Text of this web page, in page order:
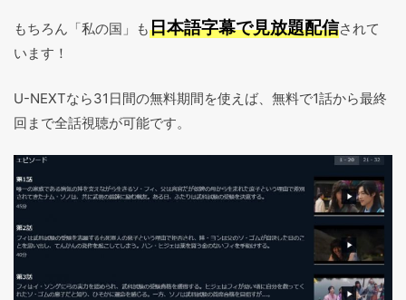
もちろん「私の国」も日本語字幕で見放題配信されて
います！
U-NEXTなら31日間の無料期間を使えば、無料で1話から最終
回まで全話視聴が可能です。